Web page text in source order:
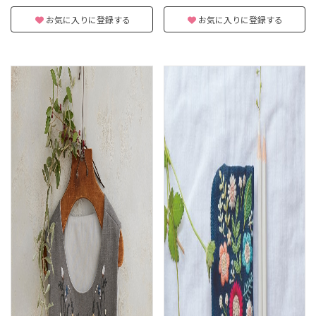
お気に入りに登録する お気に入りに登録する